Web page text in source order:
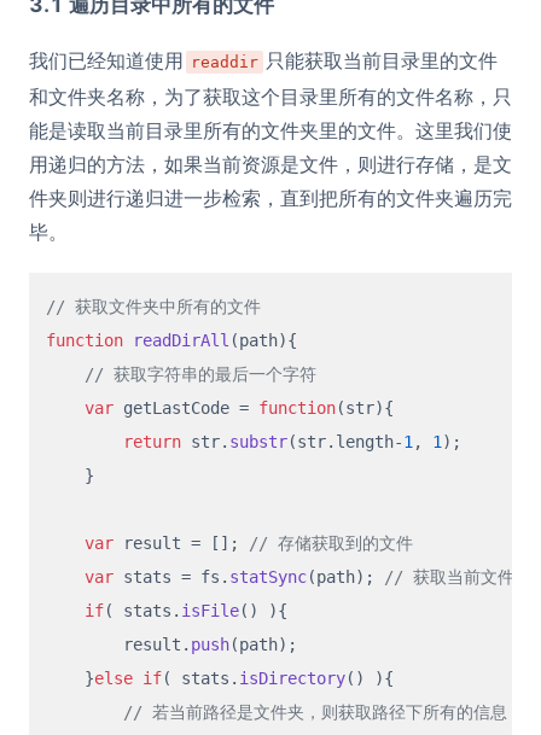
我们已经知道使用 readdir 只能获取当前目录里的文件
和文件夹名称，为了获取这个目录里所有的文件名称，只
能是读取当前目录里所有的文件夹里的文件。这里我们使
用递归的方法，如果当前资源是文件，则进行存储，是文
件夹则进行递归进一步检索，直到把所有的文件夹遍历完
毕。
// 获取文件夹中所有的文件
function
readDirAll (path){
// 获取字符串的最后一个字符
var getLastCode = function(str){
return str. substr(str. length-1, 1);
    }
var result = []; // 存储获取到的文件
var stats = fs. statSync(path); // 获取当前文件的
if( stats. isFile() ){
        result.
push(path);
    }
else if( stats. isDirectory() ){
// 若当前路径是文件夹，则获取路径下所有的信息，